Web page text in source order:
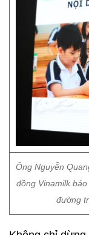
Ông Nguyễn
đồng Vinamilk
đường